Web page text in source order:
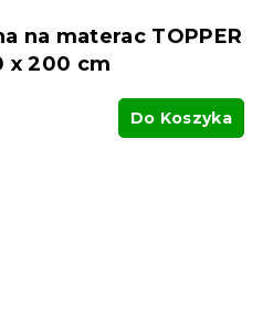
na materac TOPPER
x 200 cm
Do Koszyka